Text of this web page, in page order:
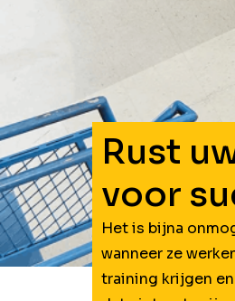
Rust
voor
Het is bijna
wanneer ze
training krijgen